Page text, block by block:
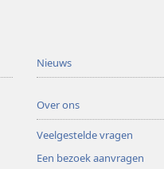
Nieuws
Over ons
Veelgestelde vragen
Een bezoek aanvragen